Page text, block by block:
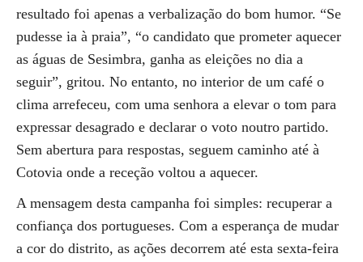
resultado foi apenas a verbalização do bom humor. “Se
pudesse ia à praia”, “o candidato que prometer aquecer
as águas de Sesimbra, ganha as eleições no dia a
seguir”, gritou. No entanto, no interior de um café o
clima arrefeceu, com uma senhora a elevar o tom para
expressar desagrado e declarar o voto noutro partido.
Sem abertura para respostas, seguem caminho até à
Cotovia onde a receção voltou a aquecer.
A mensagem desta campanha foi simples: recuperar a
confiança dos portugueses. Com a esperança de mudar
a cor do distrito, as ações decorrem até esta sexta-feira